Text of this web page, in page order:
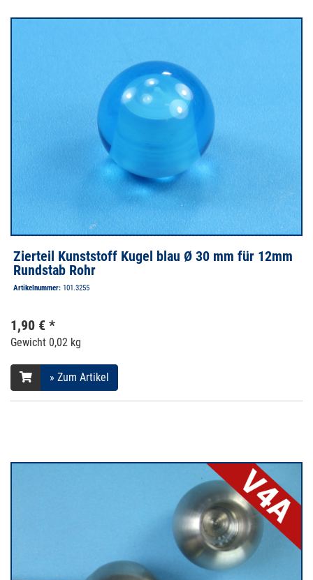
Zierteil Kunststoff Kugel blau Ø 30 mm für 12mm
Rundstab Rohr
Artikelnummer: 101.3255
1,90 € *
Gewicht 0,02 kg
» Zum Artikel